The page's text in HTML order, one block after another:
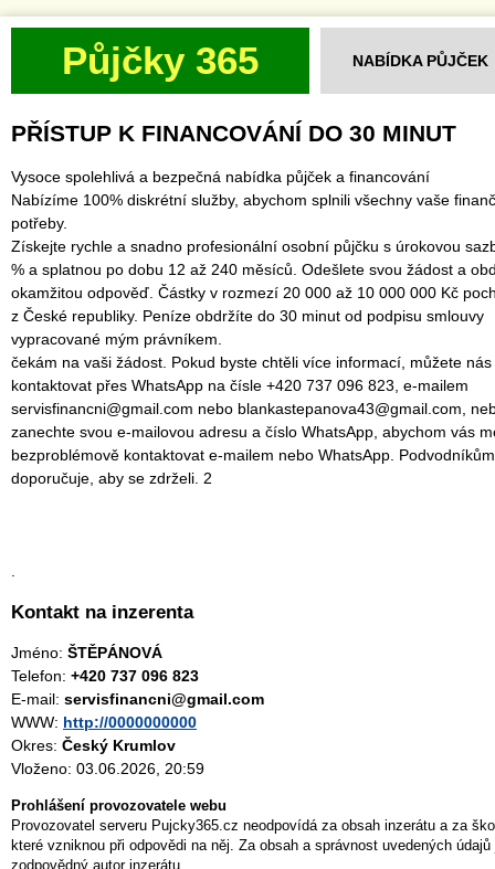
Půjčky 365 NABÍDKA PŮJČEK
PŘÍSTUP K FINANCOVÁNÍ DO 30 MINUT
Vysoce spolehlivá a bezpečná nabídka půjček a financování
Nabízíme 100% diskrétní služby, abychom splnili všechny vaše
potřeby.
Získejte rychle a snadno profesionální osobní půjčku s úrokovou
% a splatnou po dobu 12 až 240 měsíců. Odešlete svou žádost a
okamžitou odpověď. Částky v rozmezí 20 000 až 10 000 000 Kč
z České republiky. Peníze obdržíte do 30 minut od podpisu smlouvy
vypracované mým právníkem.
čekám na vaši žádost. Pokud byste chtěli více informací, můžete nás
kontaktovat přes WhatsApp na čísle +420 737 096 823, e-mailem
servisfinancni@gmail.com nebo blankastepanova43@gmail.com,
zanechte svou e-mailovou adresu a číslo WhatsApp, abychom vás
bezproblémově kontaktovat e-mailem nebo WhatsApp.
doporučuje, aby se zdrželi. 2
Kontakt na inzerenta
Jméno: ŠTĚPÁNOVÁ
Telefon: +420 737 096 823
E-mail: servisfinancni@gmail.com
WWW: http://0000000000
Okres: Český Krumlov
Vloženo: 03.06.2026, 20:59
Prohlášení provozovatele webu
Provozovatel serveru Pujcky365.cz neodpovídá za obsah inzerátu a za
které vzniknou při odpovědi na něj. Za obsah a správnost uvedených
zodpovědný autor inzerátu.